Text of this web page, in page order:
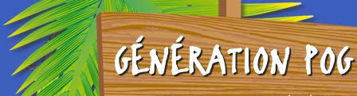
GÉNÉRATION POG